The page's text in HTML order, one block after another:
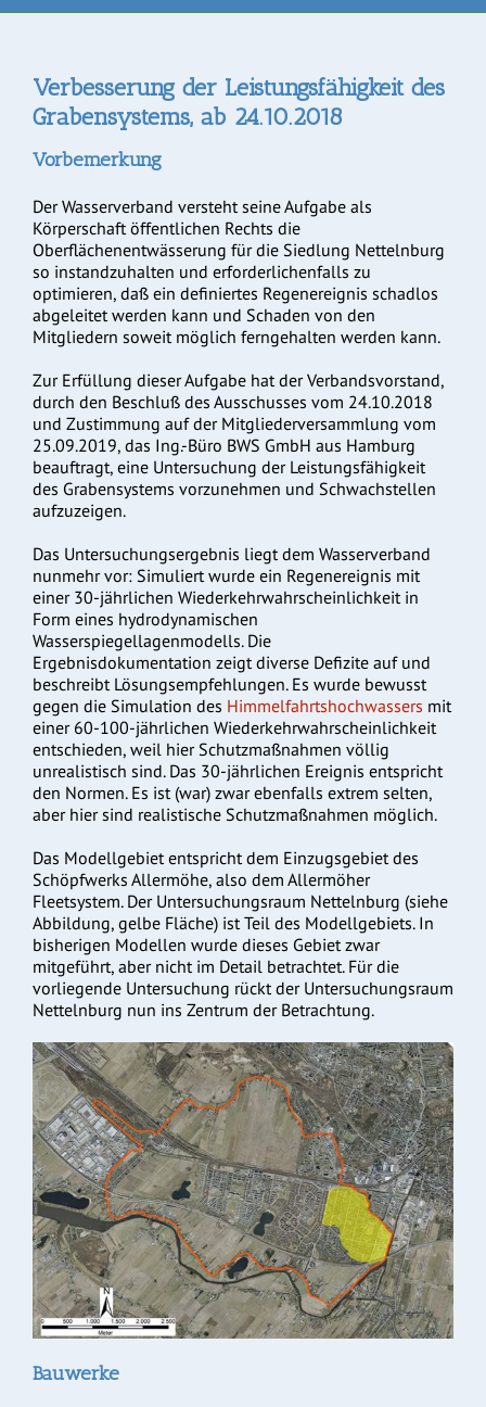
Verbesserung der Leistungsfähigkeit des
Grabensystems, ab 24.10.2018
Vorbemerkung
Der Wasserverband versteht seine Aufgabe als
Körperschaft öffentlichen Rechts die
Oberflächenentwässerung für die Siedlung Nettelnburg
so instandzuhalten und erforderlichenfalls zu
optimieren, daß ein definiertes Regenereignis schadlos
abgeleitet werden kann und Schaden von den
Mitgliedern soweit möglich ferngehalten werden kann.
Zur Erfüllung dieser Aufgabe hat der Verbandsvorstand,
durch den Beschluß des Ausschusses vom 24.10.2018
und Zustimmung auf der Mitgliederversammlung vom
25.09.2019, das Ing.-Büro BWS GmbH aus Hamburg
beauftragt, eine Untersuchung der Leistungsfähigkeit
des Grabensystems vorzunehmen und Schwachstellen
aufzuzeigen.
Das Untersuchungsergebnis liegt dem Wasserverband
nunmehr vor: Simuliert wurde ein Regenereignis mit
einer 30-jährlichen Wiederkehrwahrscheinlichkeit in
Form eines hydrodynamischen
Wasserspiegellagenmodells. Die
Ergebnisdokumentation zeigt diverse Defizite auf und
beschreibt Lösungsempfehlungen. Es wurde bewusst
gegen die Simulation des Himmelfahrtshochwassers mit
einer 60-100-jährlichen Wiederkehrwahrscheinlichkeit
entschieden, weil hier Schutzmaßnahmen völlig
unrealistisch sind. Das 30-jährlichen Ereignis entspricht
den Normen. Es ist (war) zwar ebenfalls extrem selten,
aber hier sind realistische Schutzmaßnahmen möglich.
Das Modellgebiet entspricht dem Einzugsgebiet des
Schöpfwerks Allermöhe, also dem Allermöher
Fleetsystem. Der Untersuchungsraum Nettelnburg (siehe
Abbildung, gelbe Fläche) ist Teil des Modellgebiets. In
bisherigen Modellen wurde dieses Gebiet zwar
mitgeführt, aber nicht im Detail betrachtet. Für die
vorliegende Untersuchung rückt der Untersuchungsraum
Nettelnburg nun ins Zentrum der Betrachtung.
Bauwerke